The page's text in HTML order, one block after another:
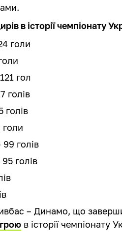
в історії чемпіонату
голи
гол
голів
голів
голів
голів
– Динамо, що
в історії чемпіонату